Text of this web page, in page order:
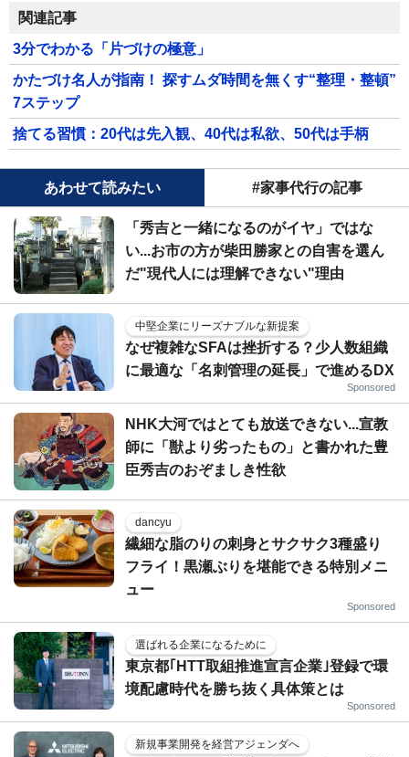
関連記事
3分でわかる「片づけの極意」
かたづけ名人が指南！ 探すムダ時間を無くす“整理・整頓”
7ステップ
捨てる習慣：20代は先入観、40代は私欲、50代は手柄
あわせて読みたい #家事代行の記事
「秀吉と一緒になるのがイヤ」ではな
い...お市の方が柴田勝家との自害を選ん
だ"現代人には理解できない"理由
中堅企業にリーズナブルな新提案
なぜ複雑なSFAは挫折する？少人数組織
に最適な「名刺管理の延長」で進めるDX
Sponsored
NHK大河ではとても放送できない...宣教
師に「獣より劣ったもの」と書かれた豊
臣秀吉のおぞましき性欲
dancyu
繊細な脂のりの刺身とサクサク3種盛り
フライ！黒瀬ぶりを堪能できる特別メニ
ュー
Sponsored
選ばれる企業になるために
東京都｢HTT取組推進宣言企業｣登録で環
境配慮時代を勝ち抜く具体策とは
Sponsored
新規事業開発を経営アジェンダへ